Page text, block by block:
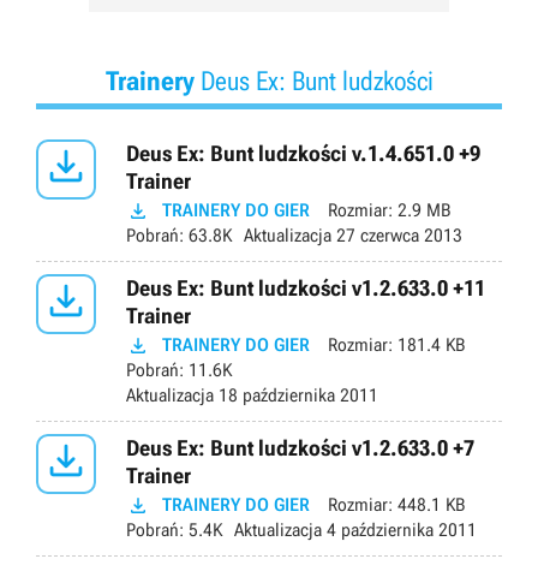
TraineryDeus Ex: Bunt ludzkości

Deus Ex: Bunt ludzkości v.1.4.651.0 +9
Trainer
 TRAINERY DO GIER Rozmiar: 2.9 MB
Pobrań: 63.8K Aktualizacja 27 czerwca 2013

Deus Ex: Bunt ludzkości v1.2.633.0 +11
Trainer
 TRAINERY DO GIER Rozmiar: 181.4 KB
Pobrań: 11.6K
Aktualizacja 18 października 2011

Deus Ex: Bunt ludzkości v1.2.633.0 +7
Trainer
 TRAINERY DO GIER Rozmiar: 448.1 KB
Pobrań: 5.4K Aktualizacja 4 października 2011